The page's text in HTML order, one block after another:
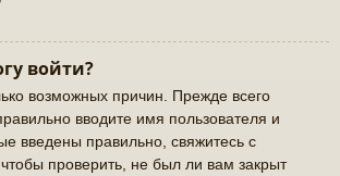
войти?
возможных причин. Прежде всего
вводите имя пользователя и
введены правильно, свяжитесь с
проверить, не был ли вам закрыт